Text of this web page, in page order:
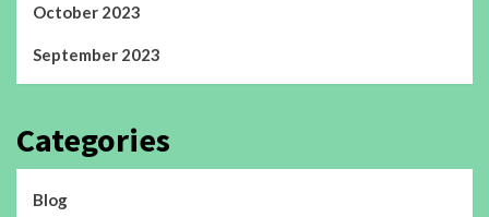
October 2023
September 2023
Categories
Blog